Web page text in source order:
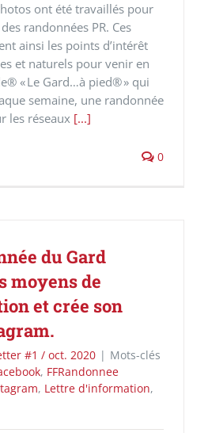
ont été travaillés pour
randonnées PR. Ces
ainsi les points d’intérêt
et naturels pour venir en
« Le Gard…à pied® » qui
semaine, une randonnée
les réseaux [...]
0
du Gard
moyens de
et crée son
#1 / oct. 2020 | Mots-clés
, FFRandonnee
, Lettre d'information,